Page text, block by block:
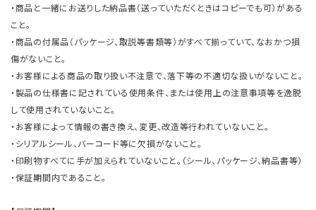
・商品と一緒にお送りした納品書（送っていただくときはコピーでも可）がある
こと。
・商品の付属品（パッケージ、取説等書類等）がすべて揃っていて、なおかつ損
傷がないこと。
・お客様による商品の取り扱い不注意で、落下等の不適切な扱いがないこと。
・製品の仕様書に記されている使用条件、または使用上の注意事項等を逸脱
して使用されていないこと。
・お客様によって情報の書き換え、変更、改造等行われていないこと。
・シリアルシール、バーコード等に欠損がないこと。
・印刷物すべてに手が加えられていないこと。（シール、パッケージ、納品書等）
・保証期間内であること。